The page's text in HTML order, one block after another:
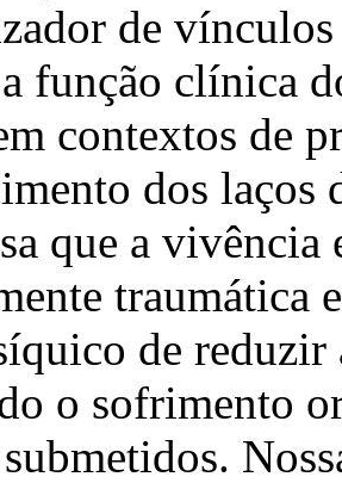
de
função clínica
contextos de
dos laços
que a vivência
traumática
de reduzir
o sofrimento